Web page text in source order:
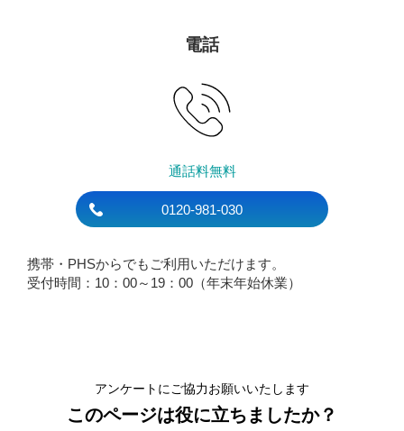
電話
通話料無料
0120-981-030
携帯・PHSからでもご利用いただけます。
受付時間：10：00～ 19：00 （年末年始休業）
アンケートにご協力お願いいたします
このページは役に立ちましたか？